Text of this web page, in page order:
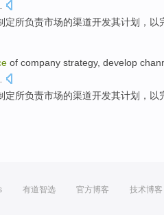
定所负责市场的渠道开发其计划 ，以
of company strategy, develop
定所负责市场的渠道开发其计划 ，以
有道智选 官方博客 技术博客